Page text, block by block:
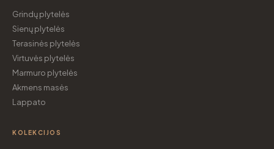
Grindų plytelės
Sienų plytelės
Terasinės plytelės
Virtuvės plytelės
Marmuro plytelės
Akmens masės
Lappato
KOLEKCIJOS